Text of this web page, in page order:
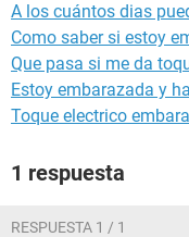
A los cuántos dias
Como saber si estoy
Que pasa si me da
Estoy embarazada y
Toque electrico
1 respuesta
RESPUESTA 1 / 1